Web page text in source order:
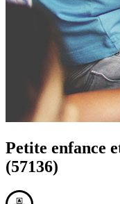
Petite enfance
(57136)